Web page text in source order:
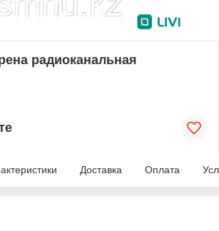
радиоканальная
Доставка Оплата